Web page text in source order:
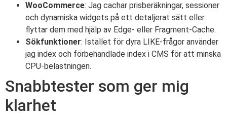
WooCommerce: Jag cachar prisberäkningar, sessioner
och dynamiska widgets på ett detaljerat sätt eller
flyttar dem med hjälp av Edge- eller Fragment-Cache.
Sökfunktioner: Istället för dyra LIKE-frågor använder
jag index och förbehandlade index i CMS för att minska
CPU-belastningen.
Snabbtester som ger mig
klarhet